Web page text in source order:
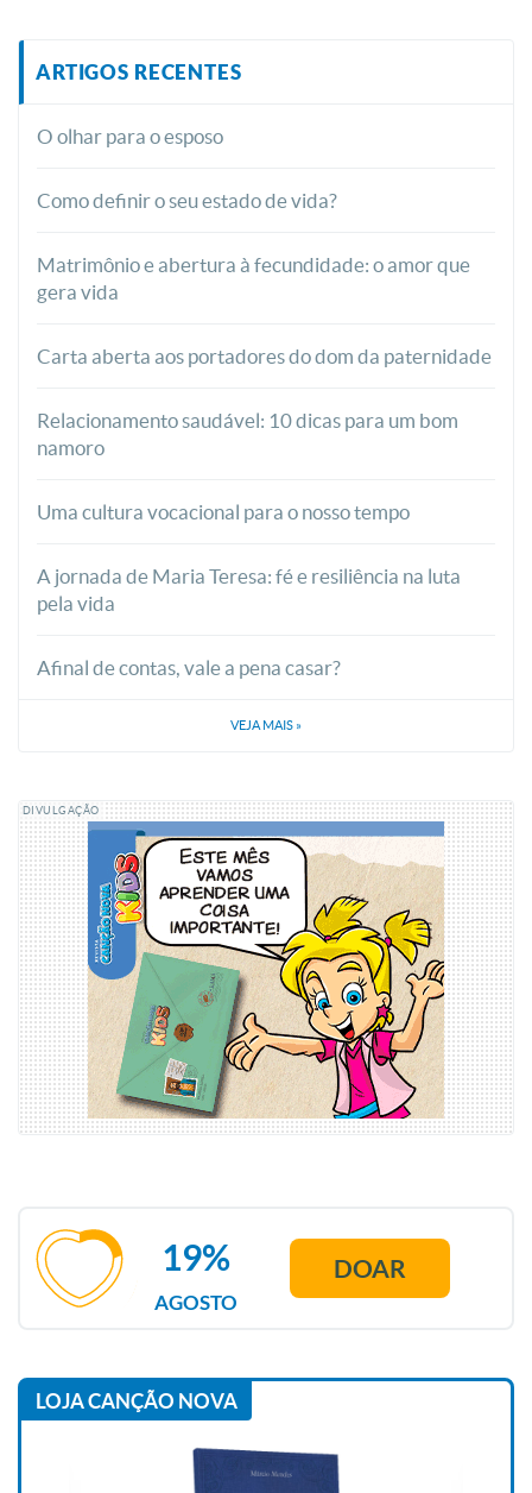
ARTIGOS RECENTES
O olhar para o esposo
Como definir o seu estado de vida?
Matrimônio e abertura à fecundidade: o amor que
gera vida
Carta aberta aos portadores do dom da paternidade
Relacionamento saudável: 10 dicas para um bom
namoro
Uma cultura vocacional para o nosso tempo
A jornada de Maria Teresa: fé e resiliência na luta
pela vida
Afinal de contas, vale a pena casar?
VEJA MAIS »
DIVULGAÇÃO
AGOSTO
19% DOAR
LOJA CANÇÃO NOVA